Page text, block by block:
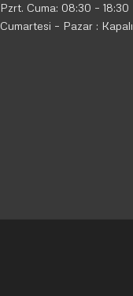
Pzrt. Cuma: 08:30 – 18:30
Cumartesi – Pazar : Kapalı